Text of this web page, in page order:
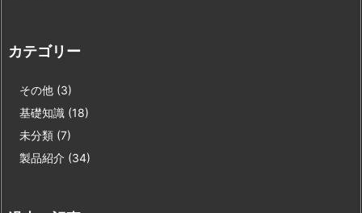
カテゴリー
その他 (3)
基礎知識 (18)
未分類 (7)
製品紹介 (34)